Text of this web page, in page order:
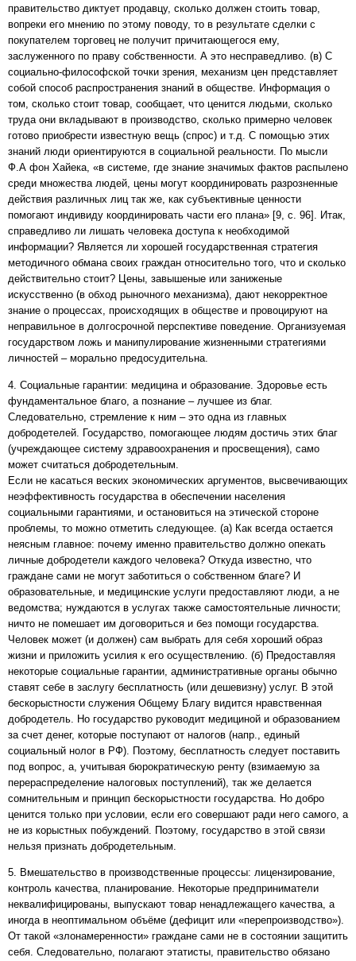
правительство диктует продавцу, сколько должен стоить товар,
вопреки его мнению по этому поводу, то в результате сделки с
покупателем торговец не получит причитающегося ему,
заслуженного по праву собственности. А это несправедливо. (в) С
социально-философской точки зрения, механизм цен представляет
собой способ распространения знаний в обществе. Информация о
том, сколько стоит товар, сообщает, что ценится людьми, сколько
труда они вкладывают в производство, сколько примерно человек
готово приобрести известную вещь (спрос) и т.д. С помощью этих
знаний люди ориентируются в социальной реальности. По мысли
Ф.А фон Хайека, «в системе, где знание значимых фактов распылено
среди множества людей, цены могут координировать разрозненные
действия различных лиц так же, как субъективные ценности
помогают индивиду координировать части его плана» [9, с. 96]. Итак,
справедливо ли лишать человека доступа к необходимой
информации? Является ли хорошей государственная стратегия
методичного обмана своих граждан относительно того, что и сколько
действительно стоит? Цены, завышеные или заниженые
искусственно (в обход рыночного механизма), дают некорректное
знание о процессах, происходящих в обществе и провоцируют на
неправильное в долгосрочной перспективе поведение. Организуемая
государством ложь и манипулирование жизненными стратегиями
личностей – морально предосудительна.
4. Социальные гарантии: медицина и образование. Здоровье есть
фундаментальное благо, а познание – лучшее из благ.
Следовательно, стремление к ним – это одна из главных
добродетелей. Государство, помогающее людям достичь этих благ
(учреждающее систему здравоохранения и просвещения), само
может считаться добродетельным.
Если не касаться веских экономических аргументов, высвечивающих
неэффективность государства в обеспечении населения
социальными гарантиями, и остановиться на этической стороне
проблемы, то можно отметить следующее. (а) Как всегда остается
неясным главное: почему именно правительство должно опекать
личные добродетели каждого человека? Откуда известно, что
граждане сами не могут заботиться о собственном благе? И
образовательные, и медицинские услуги предоставляют люди, а не
ведомства; нуждаются в услугах также самостоятельные личности;
ничто не помешает им договориться и без помощи государства.
Человек может (и должен) сам выбрать для себя хороший образ
жизни и приложить усилия к его осуществлению. (б) Предоставляя
некоторые социальные гарантии, административные органы обычно
ставят себе в заслугу бесплатность (или дешевизну) услуг. В этой
бескорыстности служения Общему Благу видится нравственная
добродетель. Но государство руководит медициной и образованием
за счет денег, которые поступают от налогов (напр., единый
социальный нолог в РФ). Поэтому, бесплатность следует поставить
под вопрос, а, учитывая бюрократическую ренту (взимаемую за
перераспределение налоговых поступлений), так же делается
сомнительным и принцип бескорыстности государства. Но добро
ценится только при условии, если его совершают ради него самого, а
не из корыстных побуждений. Поэтому, государство в этой связи
нельзя признать добродетельным.
5. Вмешательство в производственные процессы: лицензирование,
контроль качества, планирование. Некоторые предприниматели
неквалифицированы, выпускают товар ненадлежащего качества, а
иногда в неоптимальном объёме (дефицит или «перепроизводство»).
От такой «злонамеренности» граждане сами не в состоянии защитить
себя. Следовательно, полагают этатисты, правительство обязано